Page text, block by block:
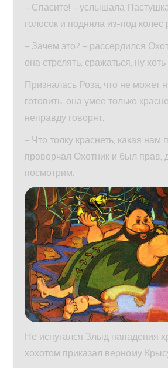
– Спасите! – услышала
голосок и подняла из-под колес
– Зачем это? – рассердился
она стрелять, сражаться, ну
Призналась Роза, что не может
готовить, она умее только
неправду говорят.
– Что толку краснеть, какая нам
проворчал Охотник и был прав,
посмотрим.
Не испугался Злыд нападения
хохотом приказал верному